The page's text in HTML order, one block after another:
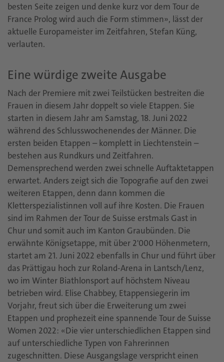
besten Seite zeigen und denke kurz vor dem Tour de
France Prolog wird auch die Form stimmen», lässt der
aktuelle Europameister im Zeitfahren, Stefan Küng,
verlauten.
Eine würdige zweite Ausgabe
Nach der Premiere mit zwei Teilstücken bestreiten die
Frauen in diesem Jahr doppelt so viele Etappen. Sie
starten in diesem Jahr am Samstag, 18. Juni 2022
während des Schlusswochenendes der Männer. Die
ersten beiden Etappen – komplett in Liechtenstein –
bestehen aus Rundkurs und Zeitfahren.
Demensprechend werden zwei schnelle Auftaktetappen
erwartet. Anders zeigt sich die Topografie auf den zwei
weiteren Etappen, denn dann kommen die
Kletterspezialistinnen voll auf ihre Kosten. Die Frauen
sind im Rahmen der Tour de Suisse erstmals Gast in
Chur und somit auch im Kanton Graubünden. Die
erwähnte Königsetappe, mit über 2'000 Höhenmetern,
startet am 21. Juni 2022 ebenfalls in Chur und führt über
das Prättigau hoch zur Roland-Arena in Lantsch/Lenz,
wo im Winter Biathlonsport auf höchstem Niveau
betrieben wird. Elise Chabbey, Etappensiegerin im
Vorjahr, freut sich über die Erweiterung um zwei
Etappen und prophezeit eine spannende Tour de Suisse
Women 2022: «Die vier unterschiedlichen Etappen sind
auf unterschiedliche Typen von Fahrerinnen
zugeschnitten. Diese Ausgangslage verspricht einen